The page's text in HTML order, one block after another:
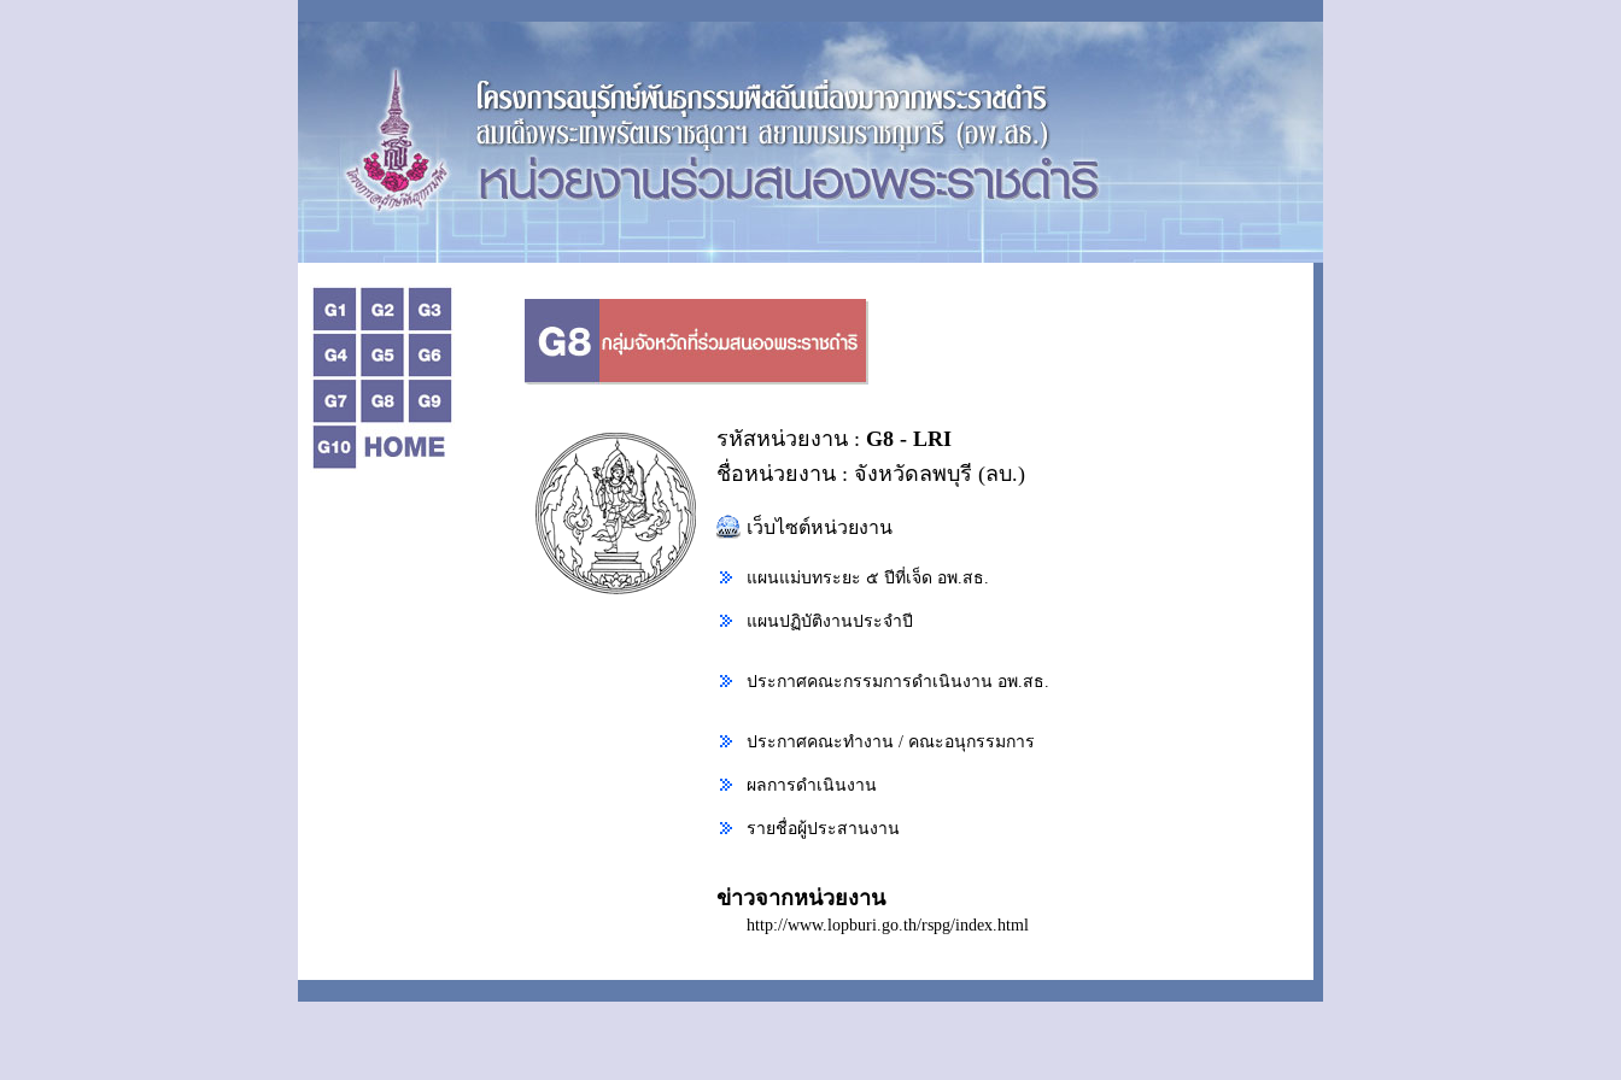
รหัสหน่วยงาน : G8 - LRI
ชื่อหน่วยงาน : จังหวัดลพบุรี (ลบ.)
เว็บไซต์หน่วยงาน
แผนแม่บทระยะ ๕ ปีที่เจ็ด อพ.สธ.
แผนปฏิบัติงานประจำปี
ประกาศคณะกรรมการดำเนินงาน อพ.สธ.
ประกาศคณะทำงาน / คณะอนุกรรมการ
ผลการดำเนินงาน
รายชื่อผู้ประสานงาน
ข่าวจากหน่วยงาน
http://www.lopburi.go.th/rspg/index.html